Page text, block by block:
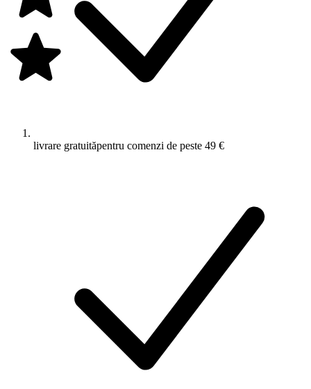
livrare gratuităpentru comenzi de peste 49 €